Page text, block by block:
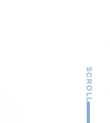
SCROLL